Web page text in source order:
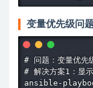
变量优先级问
# 问题：变量优先
# 解决方案1：显
ansible-